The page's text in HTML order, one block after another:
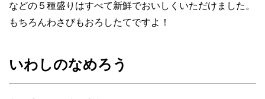
などの５種盛りはすべて新鮮でおいしくいただけました。
もちろんわさびもおろしたてですよ！
いわしのなめろう